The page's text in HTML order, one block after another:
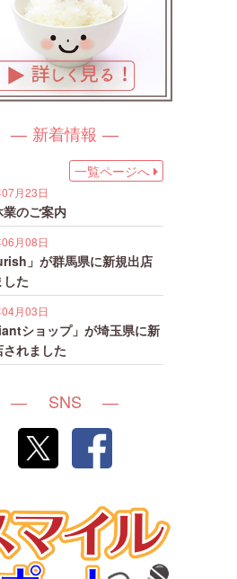
新着情報
一覧ページへ
月23日
のご案内
月08日
」が群馬県に新規出店
した
月03日
ショップ」が埼玉県に新
れました
SNS